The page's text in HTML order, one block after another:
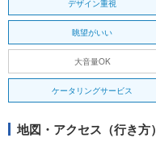
デザイン重視
眺望がいい
大音量OK
ケータリングサービス
地図・アクセス（行き方）